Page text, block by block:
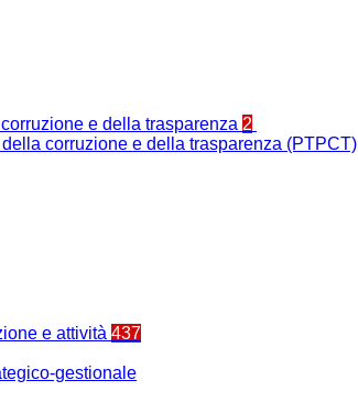
e della trasparenza 2
corruzione e della trasparenza (PTPCT)
e attività 437
gestionale